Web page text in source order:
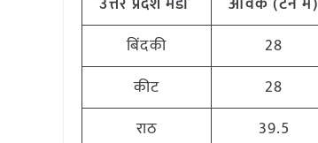
बिंदकी
28
कीट
28
राठ
39.5